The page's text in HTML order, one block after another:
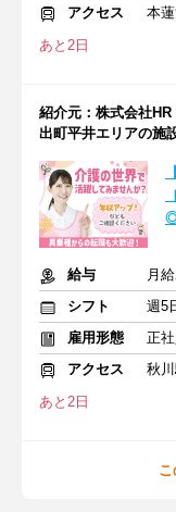
アクセス
本
あと2日
紹介元：株式会社
出町平井エリアの施
給与
月
シフト
週5
雇用形態
正社
アクセス
秋
あと2日